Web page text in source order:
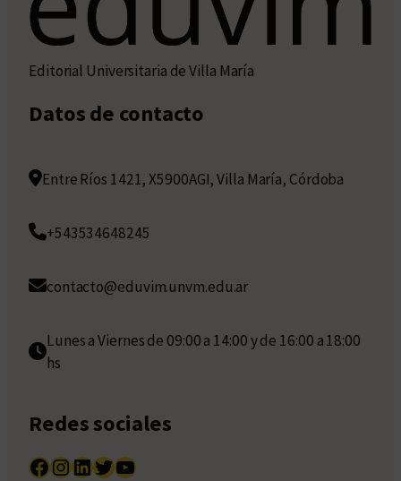
Editorial Universitaria de Villa María
Datos de contacto
Entre Ríos 1421, X5900AGI, Villa María, Córdoba
+543534648245
contacto@eduvim.unvm.edu.ar
Lunes a Viernes de 09:00 a 14:00 y de 16:00 a 18:00
hs
Redes sociales
Facebook InstagramLinkedIn Twitter YouTube